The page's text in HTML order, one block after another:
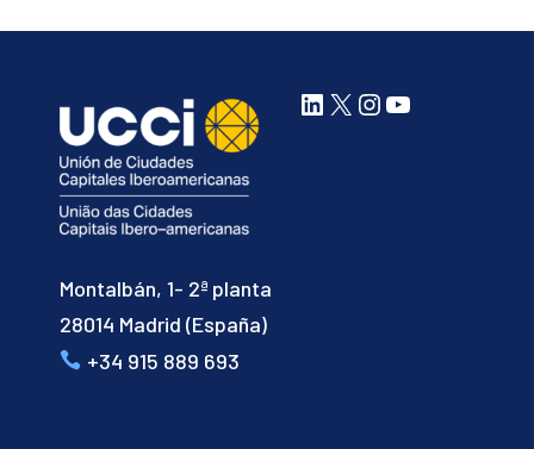
Montalbán, 1- 2ª planta
28014 Madrid (España)
+34 915 889 693
LinkedIn
X Instagram
YouTube